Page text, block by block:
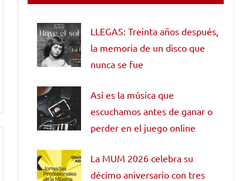
LLEGAS: Treinta años después,
la memoria de un disco que
nunca se fue
Así es la música que
escuchamos antes de ganar o
perder en el juego online
La MUM 2026 celebra su
décimo aniversario con tres